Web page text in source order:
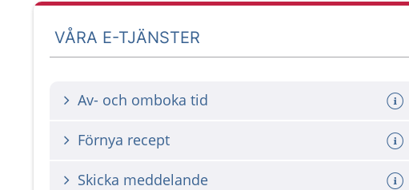
VÅRA E-TJÄNSTER
Av- och omboka tid
Förnya recept
Skicka meddelande